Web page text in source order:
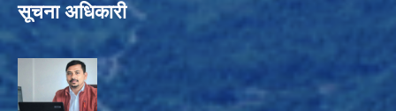
सूचना अधिकारी